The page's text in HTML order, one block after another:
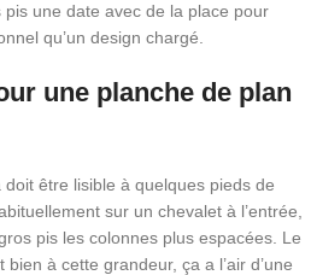
une date avec de la place pour
qu’un design chargé.
une planche de plan
être lisible à quelques pieds de
sur un chevalet à l’entrée,
pis les colonnes plus espacées. Le
à cette grandeur, ça a l’air d’une